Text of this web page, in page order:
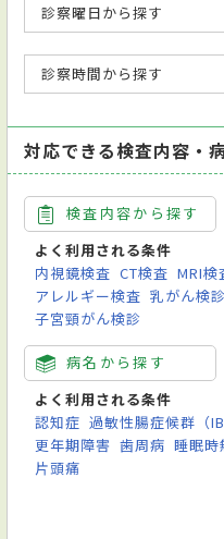
診察曜日から探す
診察時間から探す
対応できる検査内容・
検査内容から探す
よく利用される条件
内視鏡検査 CT検査 MRI検
アレルギー検査 乳がん検診
子宮頸がん検診
病名から探す
よく利用される条件
認知症 過敏性腸症候群（
更年期障害 歯周病 睡眠時
片頭痛